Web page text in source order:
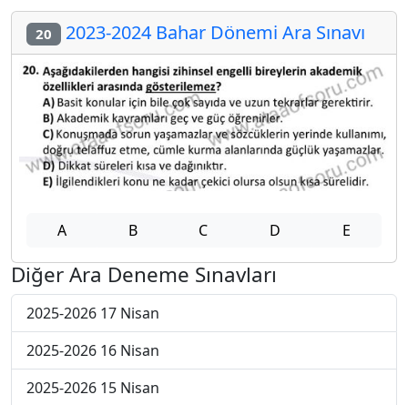
20 2023-2024 Bahar Dönemi Ara Sınavı
A B C D E
Diğer Ara Deneme Sınavları
2025-2026 17 Nisan
2025-2026 16 Nisan
2025-2026 15 Nisan